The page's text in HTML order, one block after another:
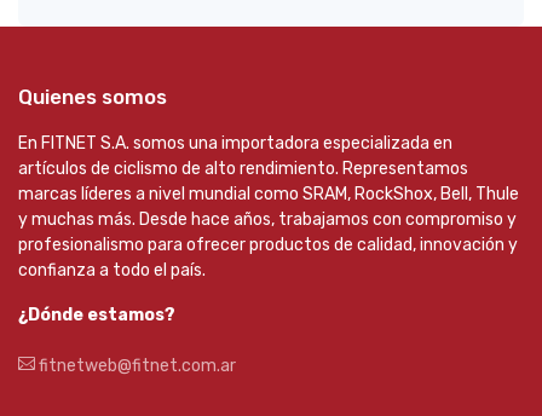
Quienes somos
En FITNET S.A. somos una importadora especializada en
artículos de ciclismo de alto rendimiento. Representamos
marcas líderes a nivel mundial como SRAM, RockShox, Bell, Thule
y muchas más. Desde hace años, trabajamos con compromiso y
profesionalismo para ofrecer productos de calidad, innovación y
confianza a todo el país.
¿Dónde estamos?
fitnetweb@fitnet.com.ar